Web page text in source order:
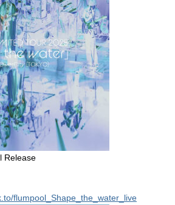
Release
flumpool_Shape_the_water_live